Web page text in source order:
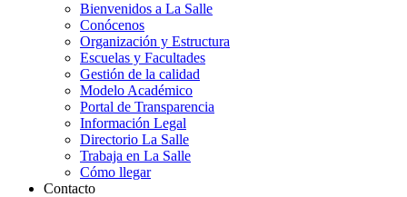
Bienvenidos a La Salle
Conócenos
Organización y Estructura
Escuelas y Facultades
Gestión de la calidad
Modelo Académico
Portal de Transparencia
Información Legal
Directorio La Salle
Trabaja en La Salle
Cómo llegar
Contacto